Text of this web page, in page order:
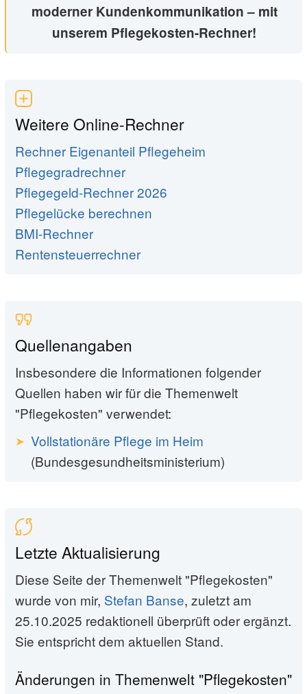
moderner Kundenkommunikation – mit
unserem Pflegekosten-Rechner!
Weitere Online-Rechner
Rechner Eigenanteil Pflegeheim
Pflegegradrechner
Pflegegeld-Rechner 2026
Pflegelücke berechnen
BMI-Rechner
Rentensteuerrechner
Quellenangaben
Insbesondere die Informationen folgender
Quellen haben wir für die Themenwelt
"Pflegekosten" verwendet:
Vollstationäre Pflege im Heim
(Bundesgesundheitsministerium)
Letzte Aktualisierung
Diese Seite der Themenwelt "Pflegekosten"
wurde von mir, Stefan Banse, zuletzt am
25.10.2025 redaktionell überprüft oder ergänzt.
Sie entspricht dem aktuellen Stand.
Änderungen in Themenwelt "Pflegekosten"